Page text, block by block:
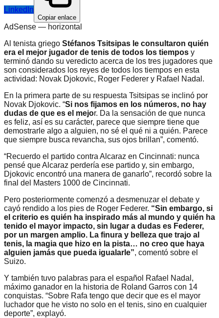
LinkedIn
Copiar enlace
AdSense — horizontal
Al tenista griego Stéfanos Tsitsipas le consultaron quién
era el mejor jugador de tenis de todos los tiempos y
terminó dando su veredicto acerca de los tres jugadores que
son considerados los reyes de todos los tiempos en esta
actividad: Novak Djokovic, Roger Federer y Rafael Nadal.
En la primera parte de su respuesta Tsitsipas se inclinó por
Novak Djokovic. “Si nos fijamos en los números, no hay
dudas de que es el mejor. Da la sensación de que nunca
es feliz, así es su carácter, parece que siempre tiene que
demostrarle algo a alguien, no sé el qué ni a quién. Parece
que siempre busca revancha, sus ojos brillan”, comentó.
“Recuerdo el partido contra Alcaraz en Cincinnati: nunca
pensé que Alcaraz perdería ese partido y, sin embargo,
Djokovic encontró una manera de ganarlo”, recordó sobre la
final del Masters 1000 de Cincinnati.
Pero posteriormente comenzó a desmenuzar el debate y
cayó rendido a los pies de Roger Federer. “Sin embargo, si
el criterio es quién ha inspirado más al mundo y quién ha
tenido el mayor impacto, sin lugar a dudas es Federer,
por un margen amplio. La finura y belleza que trajo al
tenis, la magia que hizo en la pista… no creo que haya
alguien jamás que pueda igualarle”, comentó sobre el
Suizo.
Y también tuvo palabras para el español Rafael Nadal,
máximo ganador en la historia de Roland Garros con 14
conquistas. “Sobre Rafa tengo que decir que es el mayor
luchador que he visto no solo en el tenis, sino en cualquier
deporte”, explayó.